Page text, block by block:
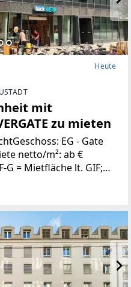
Heute
mit
zu mieten
EG - Gate
netto/m²: ab €
= Mietfläche lt. GIF;
oder Deli-Konzept